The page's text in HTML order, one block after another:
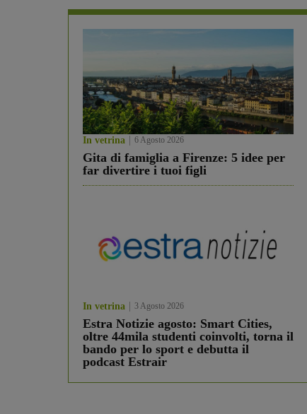
In vetrina 6 Agosto 2026
Gita di famiglia a Firenze: 5 idee per
far divertire i tuoi figli
In vetrina 3 Agosto 2026
Estra Notizie agosto: Smart Cities,
oltre 44mila studenti coinvolti, torna il
bando per lo sport e debutta il
podcast Estrair